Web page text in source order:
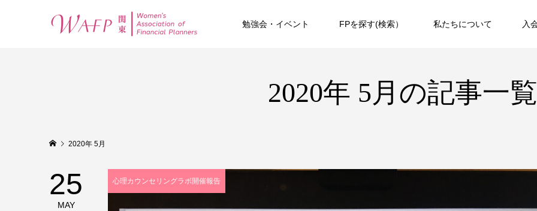
勉強会・イベント FPを探す(検索） 私たちについて 入
2020年 5月の記事一覧
2020年 5月
25
MAY
心理カウンセリングラボ開催報告